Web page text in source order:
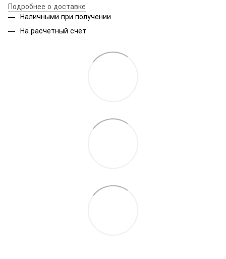
Подробнее о доставке
Наличными при получении
На расчетный счет